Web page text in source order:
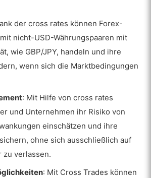
der cross rates können Forex-
nicht-USD-Währungspaaren mit
wie GBP/JPY, handeln und ihre
wenn sich die Marktbedingungen
: Mit Hilfe von cross rates
und Unternehmen ihr Risiko von
einschätzen und ihre
ohne sich ausschließlich auf
zu verlassen.
: Mit Cross Trades können